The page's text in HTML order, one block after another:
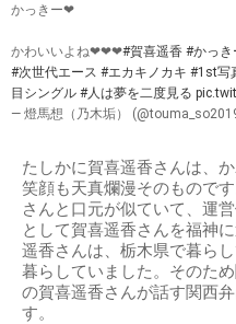
かっきー❤
かわいいよね❤❤❤#賀喜遥香 #かっき
#次世代エース #エカキノカキ #1st写
目シングル #人は夢を二度見る
— 燈馬想（乃木垢）
たしかに賀喜遥香さんは、
笑顔も天真爛漫そのもので
さんと口元が似ていて、運
として賀喜遥香さんを福神
遥香さんは、栃木県で暮ら
暮らしていました。そのた
の賀喜遥香さんが話す関西
す。